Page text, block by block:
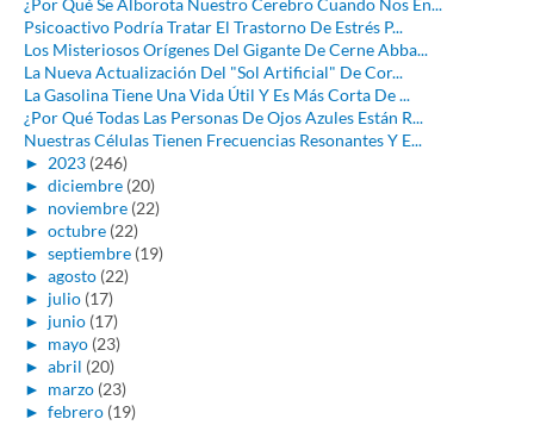
Psicoactivo Podría Tratar El Trastorno De Estrés P...
Los Misteriosos Orígenes Del Gigante De Cerne Abba...
La Nueva Actualización Del "Sol Artificial" De Cor...
La Gasolina Tiene Una Vida Útil Y Es Más Corta De ...
¿Por Qué Todas Las Personas De Ojos Azules Están R...
Nuestras Células Tienen Frecuencias Resonantes Y E...
► 2023 (246)
► diciembre (20)
► noviembre (22)
► octubre (22)
► septiembre (19)
► agosto (22)
► julio (17)
► junio (17)
► mayo (23)
► abril (20)
► marzo (23)
► febrero (19)